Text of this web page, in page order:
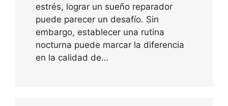
estrés, lograr un sueño reparador
puede parecer un desafío. Sin
embargo, establecer una rutina
nocturna puede marcar la diferencia
en la calidad de…